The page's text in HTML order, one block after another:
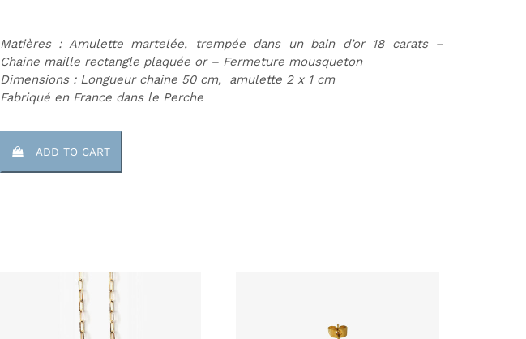
Matières : Amulette martelée, trempée dans un bain d’or 18 carats –
Chaine maille rectangle plaquée or – Fermeture mousqueton
Dimensions : Longueur chaine 50 cm, amulette 2 x 1 cm
Fabriqué en France dans le Perche
ADD TO CART